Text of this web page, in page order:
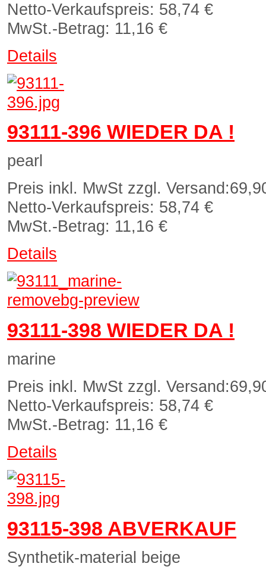
Netto-Verkaufspreis: 58,74 €
MwSt.-Betrag: 11,16 €
Details
93111-396 WIEDER DA !
pearl
Preis inkl. MwSt zzgl. Versand:
Netto-Verkaufspreis: 58,74 €
MwSt.-Betrag: 11,16 €
Details
93111-398 WIEDER DA !
marine
Preis inkl. MwSt zzgl. Versand:
Netto-Verkaufspreis: 58,74 €
MwSt.-Betrag: 11,16 €
Details
93115-398 ABVERKAUF
Synthetik-material beige